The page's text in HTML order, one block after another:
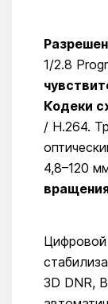
1/2.8
Кодеки
/ H.264.
4,8–120
Цифровой
3D DNR,